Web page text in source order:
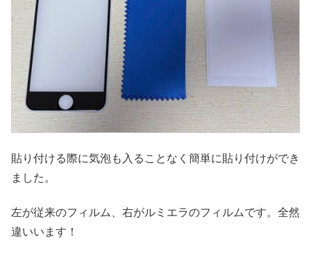
貼り付ける際に気泡も入ることなく簡単に貼り付けができ
ました。
左が従来のフィルム、右がルミエラのフィルムです。全然
違いいます！